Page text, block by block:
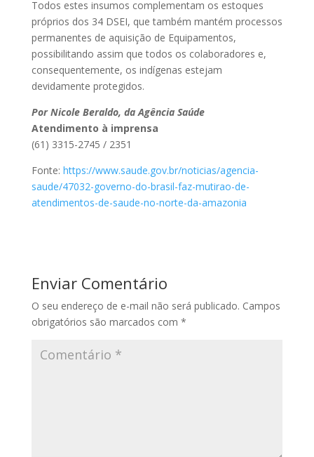
Todos estes insumos complementam os estoques
próprios dos 34 DSEI, que também mantém processos
permanentes de aquisição de Equipamentos,
possibilitando assim que todos os colaboradores e,
consequentemente, os indígenas estejam
devidamente protegidos.
Por Nicole Beraldo, da Agência Saúde
Atendimento à imprensa
(61) 3315-2745 / 2351
Fonte: https://www.saude.gov.br/noticias/agencia-
saude/47032-governo-do-brasil-faz-mutirao-de-
atendimentos-de-saude-no-norte-da-amazonia
Enviar Comentário
O seu endereço de e-mail não será publicado. Campos
obrigatórios são marcados com *